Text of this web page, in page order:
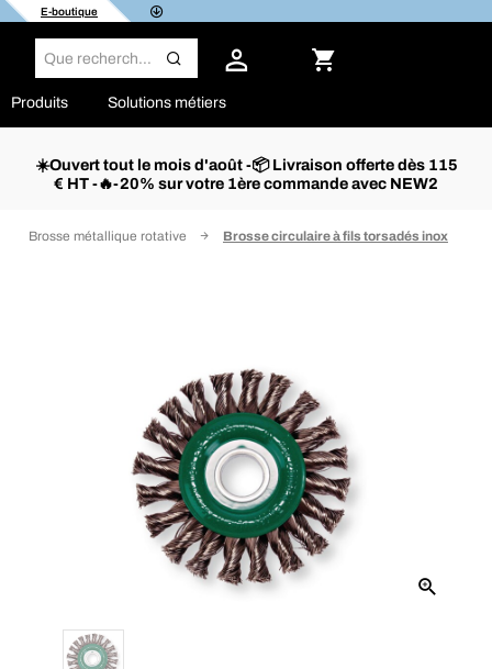
E-boutique
Produits Solutions métiers
☀️Ouvert tout le mois d'août -📦 Livraison offerte dès 115
€ HT -🔥-20% sur votre 1ère commande avec NEW2
Brosse métallique rotative Brosse circulaire à fils torsadés inox